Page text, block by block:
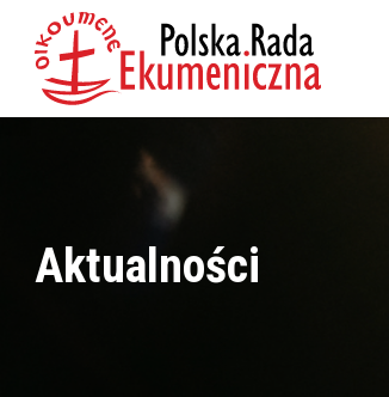
Aktualności